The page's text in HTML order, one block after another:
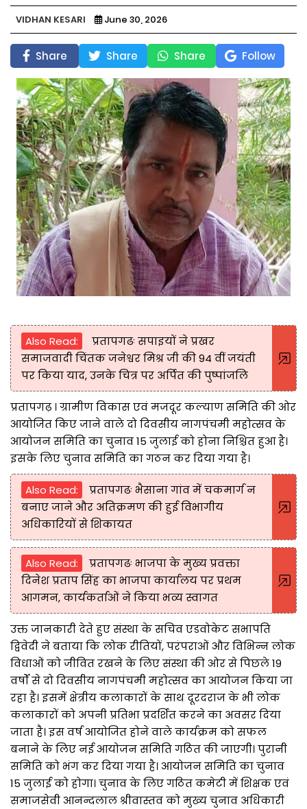
VIDHAN KESARI June 30, 2026
Share Share Share Follow
Also Read:
प्रतापगढः सपाइयों ने प्रखर
समाजवादी चिंतक जनेश्वर मिश्र जी की 94 वीं जयंती
पर किया याद, उनके चित्र पर अर्पित की पुष्पांजलि
प्रतापगढ़ । ग्रामीण विकास एवं मजदूर कल्याण समिति की ओर
आयोजित किए जाने वाले दो दिवसीय नागपंचमी महोत्सव के
आयोजन समिति का चुनाव 15 जुलाई को होना निश्चित हुआ है।
इसके लिए चुनाव समिति का गठन कर दिया गया है।
Also Read:
प्रतापगढः भैसाना गांव में चकमार्ग न
बनाए जाने और अतिक्रमण की हुई विभागीय
अधिकारियों से शिकायत
Also Read:
प्रतापगढः भाजपा के मुख्य प्रवक्ता
दिनेश प्रताप सिंह का भाजपा कार्यालय पर प्रथम
आगमन, कार्यकर्ताओं ने किया भव्य स्वागत
उक्त जानकारी देते हुए संस्था के सचिव एडवोकेट सभापति
द्विवेदी ने बताया कि लोक रीतियों, परंपराओं और विभिन्न लोक
विधाओं को जीवित रखने के लिए संस्था की ओर से पिछले 19
वर्षों से दो दिवसीय नागपंचमी महोत्सव का आयोजन किया जा
रहा है। इसमें क्षेत्रीय कलाकारों के साथ दूरदराज के भी लोक
कलाकारों को अपनी प्रतिभा प्रदर्शित करने का अवसर दिया
जाता है। इस वर्ष आयोजित होने वाले कार्यक्रम को सफल
बनाने के लिए नई आयोजन समिति गठित की जाएगी। पुरानी
समिति को भंग कर दिया गया है। आयोजन समिति का चुनाव
15 जुलाई को होगा। चुनाव के लिए गठित कमेटी में शिक्षक एवं
समाजसेवी आनन्दलाल श्रीवास्तव को मुख्य चुनाव अधिकारी